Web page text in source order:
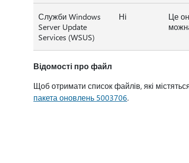
Служби Windows
Server Update
Services (WSUS)
Ні
Це
Відомості про файл
Щоб отримати список файлів, які
пакета оновлень 5003706.